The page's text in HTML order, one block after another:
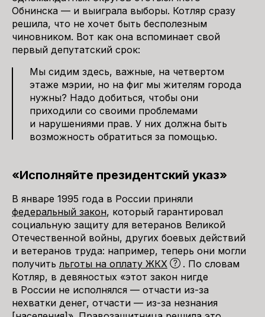
Обнинска — и выиграла выборы. Котляр сразу
решила, что не хочет быть бесполезным
чиновником. Вот как она вспоминает свой
первый депутатский срок:
Мы сидим здесь, важные, на четвертом
этаже мэрии, но на фиг мы жителям города
нужны? Надо добиться, чтобы они
приходили со своими проблемами
и нарушениями прав. У них должна быть
возможность обратиться за помощью.
«Исполняйте президентский указ»
В январе 1995 года в России приняли
федеральный закон, который гарантировал
социальную защиту для ветеранов Великой
Отечественной войны, других боевых действий
и ветеранов труда: например, теперь они могли
получитьльготы на оплату ЖКХ
. По словам
Котляр, в девяностых «этот закон нигде
в России не исполнялся — отчасти из-за
нехватки денег, отчасти — из-за незнания